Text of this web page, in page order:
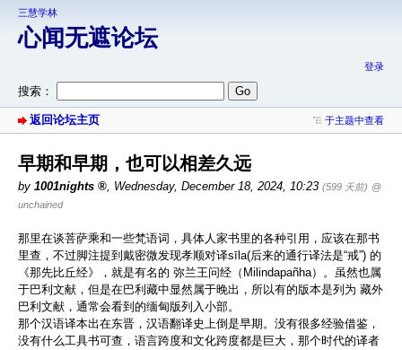
三慧学林
心闻无遮论坛
登录
搜索：
返回论坛主页 于主题中查看
早期和早期，也可以相差久远
by 1001nights , Wednesday, December 18, 2024, 10:23 (599 天前) @
unchained
那里在谈菩萨乘和一些梵语词，具体人家书里的各种引用，应该在那书
里查，不过脚注提到戴密微发现孝顺对译sīla(后来的通行译法是“戒”) 的
《那先比丘经》，就是有名的 弥兰王问经（Milindapañha）。虽然也属
于巴利文献，但是在巴利藏中显然属于晚出，所以有的版本是列为 藏外
巴利文献，通常会看到的缅甸版列入小部。
那个汉语译本出在东晋，汉语翻译史上倒是早期。没有很多经验借鉴，
没有什么工具书可查，语言跨度和文化跨度都是巨大，那个时代的译者